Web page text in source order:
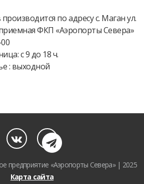
по адресу с. Маган ул.
ФКП «Аэропорты Севера»
с 9 до 18 ч.
: выходной
предприятие «Аэропорты Севера» | 2025
Карта сайта